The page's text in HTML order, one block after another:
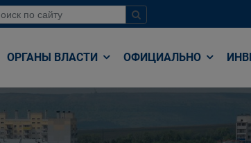
ОРГАНЫ ВЛАСТИ ОФИЦИАЛЬНО